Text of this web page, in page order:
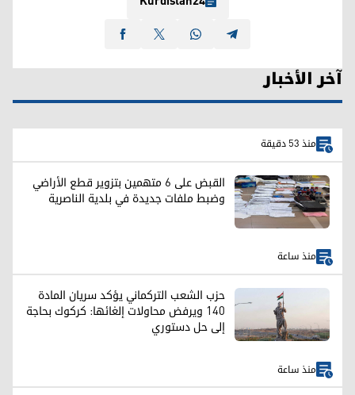
آخر الأخبار
منذ 53 دقيقة
القبض على 6 متهمين بتزوير قطع الأراضي
وضبط ملفات جديدة في بلدية الناصرية
منذ ساعة
حزب الشعب التركماني يؤكد سريان المادة
140 ويرفض محاولات إلغائها: كركوك بحاجة
إلى حل دستوري
منذ ساعة